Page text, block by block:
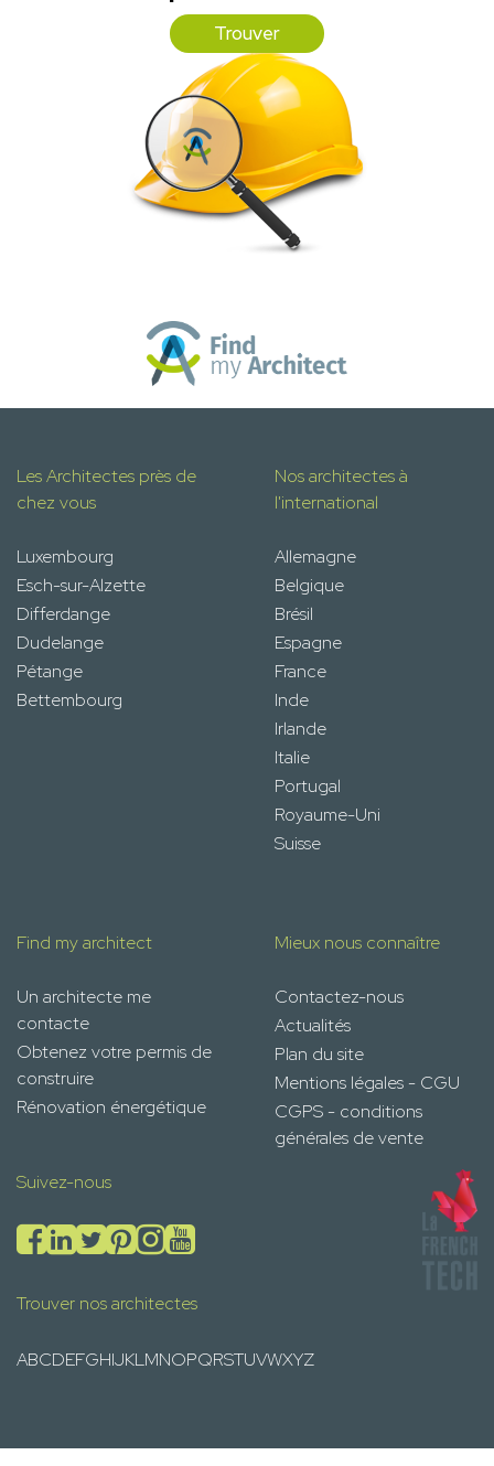
Trouver
Les Architectes près de
chez vous
Luxembourg
Esch-sur-Alzette
Differdange
Dudelange
Pétange
Bettembourg
Nos architectes à
l'international
Allemagne
Belgique
Brésil
Espagne
France
Inde
Irlande
Italie
Portugal
Royaume-Uni
Suisse
Find my architect
Un architecte me
contacte
Obtenez votre permis de
construire
Rénovation énergétique
Mieux nous connaître
Contactez-nous
Actualités
Plan du site
Mentions légales - CGU
CGPS - conditions
générales de vente
Suivez-nous
Trouver nos architectes
ABCDEFGHIJKLMNOPQRSTUVWXYZ